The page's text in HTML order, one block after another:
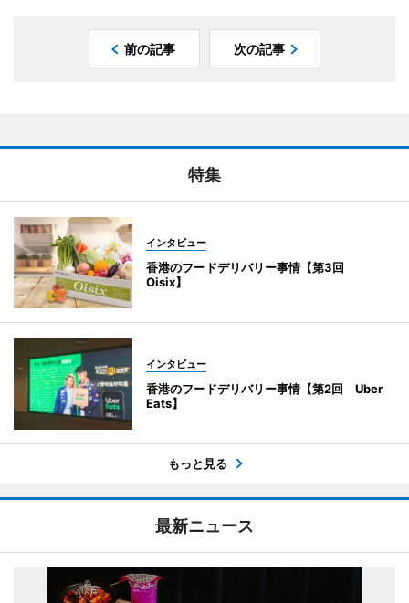
前の記事 次の記事
特集
インタビュー
香港のフードデリバリー事情【第3回
Oisix】
インタビュー
香港のフードデリバリー事情【第2回 Uber
Eats】
もっと見る
最新ニュース